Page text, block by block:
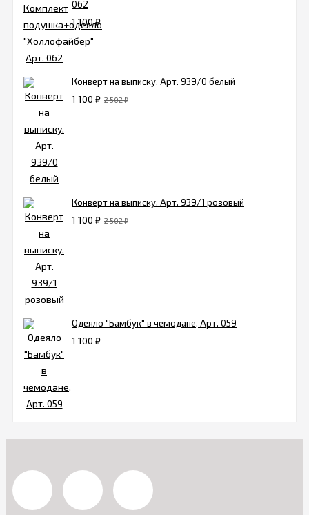
062
1 100₽
Конверт на выписку. Арт. 939/0 белый
1 100 ₽ 2 502₽
Конверт на выписку. Арт. 939/1 розовый
1 100 ₽ 2 502₽
Одеяло "Бамбук" в чемодане, Арт. 059
1 100 ₽